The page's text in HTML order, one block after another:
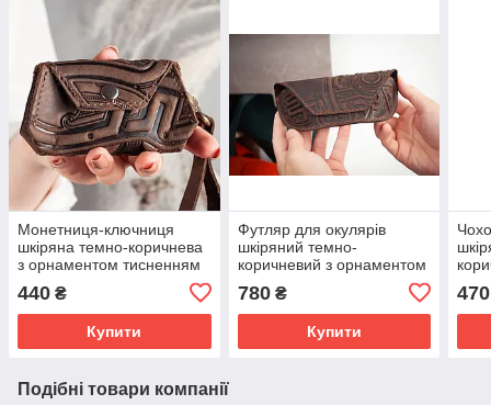
Монетниця-ключниця
шкіряна темно-коричнева
з орнаментом тисненням
440 ₴
Купити
Футляр для окулярів
шкіряний темно-
коричневий з орнаментом
шкіра
780₴
Купити
470
Подібні товари компанії